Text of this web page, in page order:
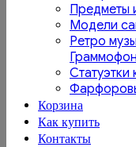
Предметы
Модели
Ретро
Статуэтки
Корзина
Как купить
Контакты